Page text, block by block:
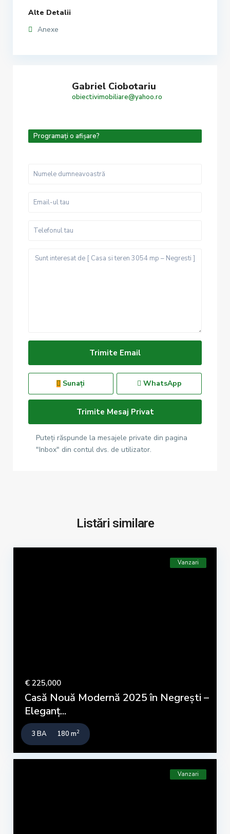
Alte Detalii
Anexe
Gabriel Ciobotariu
obiectivimobiliare@yahoo.ro
Programați o afișare?
Sunați WhatsApp
Puteți răspunde la mesajele private din pagina
"Inbox" din contul dvs. de utilizator.
Listări similare
Vanzari
€ 225,000
Casă Nouă Modernă 2025 în Negrești –
Eleganț...
3 BA 180 m2
Vanzari